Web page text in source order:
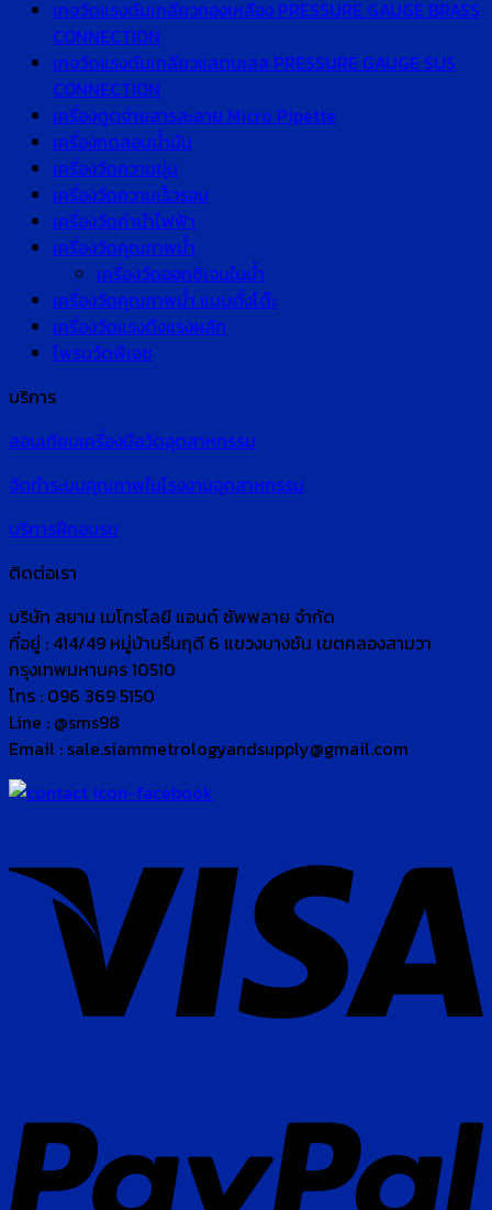
เกจวัดแรงดันเกลียวทองเหลือง PRESSURE GAUGE BRASS
CONNECTION
เกจวัดแรงดันเกลียวแสตนเลส PRESSURE GAUGE SUS
CONNECTION
เครื่องดูดจ่ายสารละลาย Micro Pipette
เครื่องทดสอบน้ำมัน
เครื่องวัดความขุ่น
เครื่องวัดความเร็วรอบ
เครื่องวัดค่านำไฟฟ้า
เครื่องวัดคุณภาพน้ำ
เครื่องวัดออกซิเจนในน้ำ
เครื่องวัดคุณภาพน้ำ แบบตั้งโต๊ะ
เครื่องวัดแรงดึงแรงผลัก
โพรบวัดพีเอช
บริการ
สอบเทียบเครื่องมือวัดอุตสาหกรรม
จัดทำระบบคุณภาพในโรงงานอุตสาหกรรม
บริการฝึกอบรม
ติดต่อเรา
บริษัท สยาม เมโทรโลยี แอนด์ ซัพพลาย จำกัด
ที่อยู่ : 414/49 หมู่บ้านรื่นฤดี 6 แขวงบางชัน เขตคลองสามวา
กรุงเทพมหานคร 10510
โทร : 096 369 5150
Line : @sms98
Email : sale.siammetrologyandsupply@gmail.com